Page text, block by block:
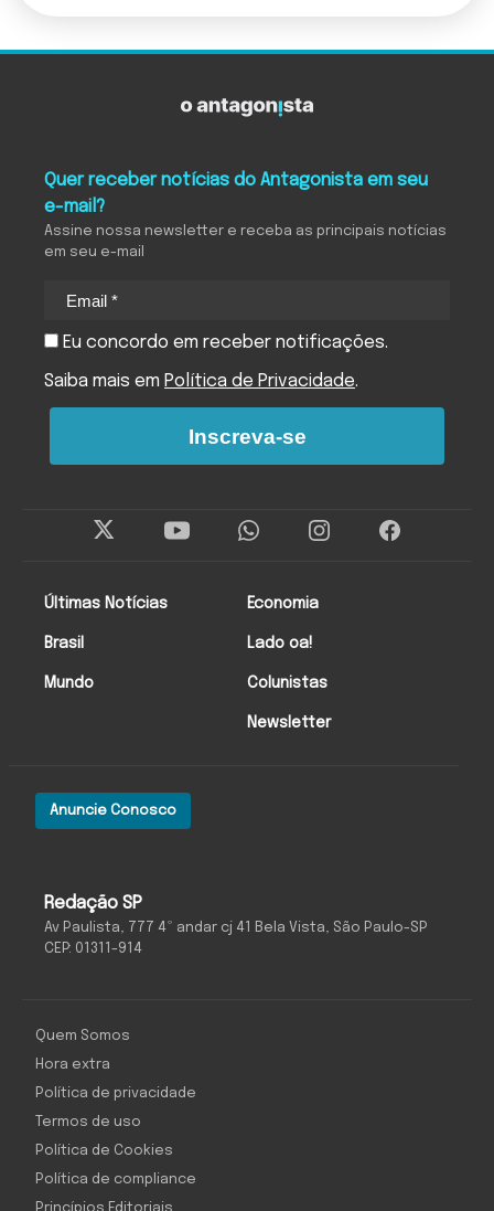
Redação SP
Av Paulista, 777 4º andar cj 41 Bela Vista, São Paulo-SP
CEP: 01311-914
Anuncie Conosco
Últimas Notícias
Brasil
Mundo
Economia
Lado oa!
Colunistas
Newsletter
Quer receber notícias do Antagonista em seu
e-mail?
Assine nossa newsletter e receba as principais notícias
em seu e-mail
Eu concordo em receber notificações.
Saiba mais em Política de Privacidade.
Inscreva-se
Quem Somos
Hora extra
Política de privacidade
Termos de uso
Política de Cookies
Política de compliance